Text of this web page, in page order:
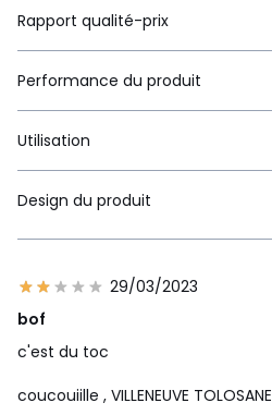
Rapport qualité-prix
Performance du produit
Utilisation
Design du produit
29/03/2023
bof
c'est du toc
coucouiille , VILLENEUVE TOLOSANE